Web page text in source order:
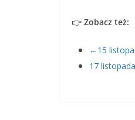
👉 Zobacz też:
←15
17